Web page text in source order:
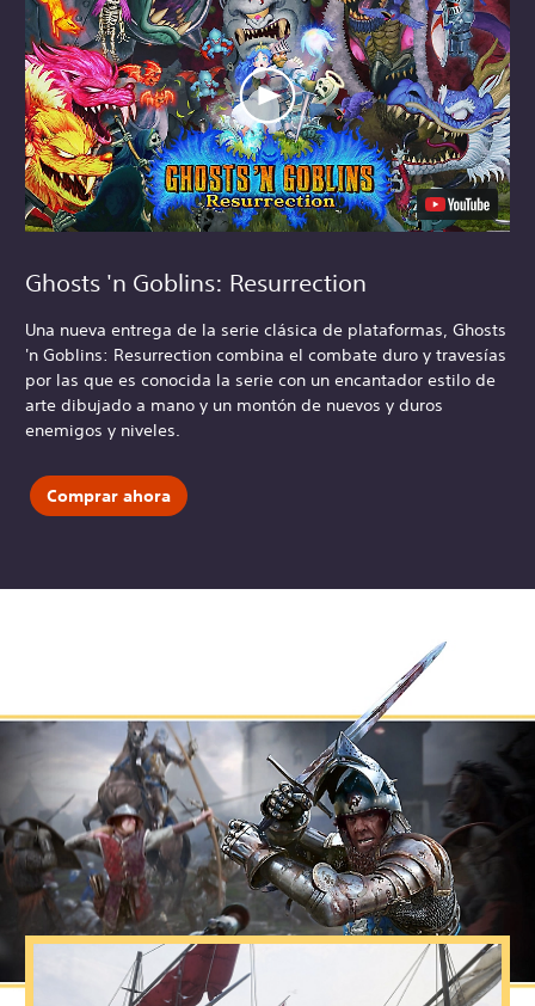
Ghosts 'n Goblins: Resurrection
Una nueva entrega de la serie clásica de plataformas, Ghosts
'n Goblins: Resurrection combina el combate duro y travesías
por las que es conocida la serie con un encantador estilo de
arte dibujado a mano y un montón de nuevos y duros
enemigos y niveles.
Comprar ahora